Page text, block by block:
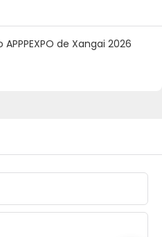
APPPEXPO de Xangai 2026